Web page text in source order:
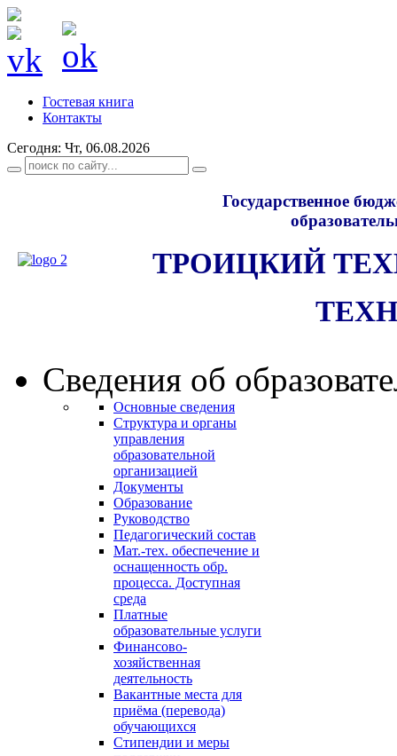
Гостевая книга
Контакты
Сегодня: Чт, 06.08.2026
Государственное
ТРОИЦКИЙ
Сведения об
Основные сведения
Структура и органы
управления
образовательной
организацией
Документы
Образование
Руководство
Педагогический состав
Мат.-тех. обеспечение и
оснащенность обр.
процесса. Доступная
среда
Платные
образовательные услуги
Финансово-
хозяйственная
деятельность
Вакантные места для
приёма (перевода)
обучающихся
Стипендии и меры